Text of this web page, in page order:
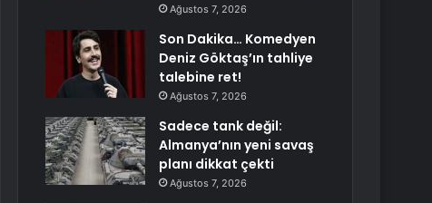
Ağustos 7, 2026
Son Dakika… Komedyen
Deniz Göktaş’ın tahliye
talebine ret!
Ağustos 7, 2026
Sadece tank değil:
Almanya’nın yeni savaş
planı dikkat çekti
Ağustos 7, 2026